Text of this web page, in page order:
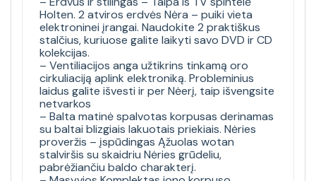
Holten. 2 atviros erdvės Nėra – puiki vieta
elektroninei įrangai. Naudokite 2 praktiškus
stalčius, kuriuose galite laikyti savo DVD ir CD
kolekcijas.
– Ventiliacijos anga užtikrins tinkamą oro
cirkuliaciją aplink elektroniką. Probleminius
laidus galite išvesti ir per Nėerį, taip išvengsite
netvarkos
– Balta matinė spalvotas korpusas derinamas
su baltai blizgiais lakuotais priekiais. Nėries
proveržis – įspūdingas Ąžuolas wotan
stalviršis su skaidriu Nėries grūdeliu,
pabrėžiančiu baldo charakterį.